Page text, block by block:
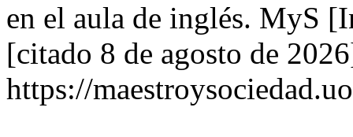
en el aula de inglés. MyS
[citado 8 de agosto de
https://